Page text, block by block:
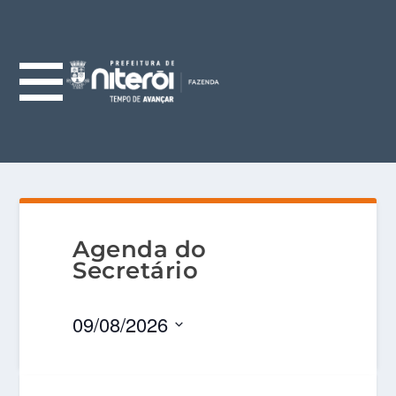
Eventos
Agenda do
Secretário
09/08/2026